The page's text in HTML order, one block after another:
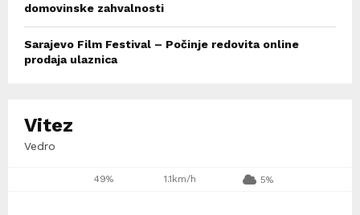
domovinske zahvalnosti
Sarajevo Film Festival – Počinje redovita online
prodaja ulaznica
Vitez
Vedro
49% 1.1km/h 5%